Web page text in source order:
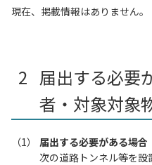
現在、掲載情報はありません。
届出する必要
者・対象対象
届出する必要がある場合
次の道路トンネル等を